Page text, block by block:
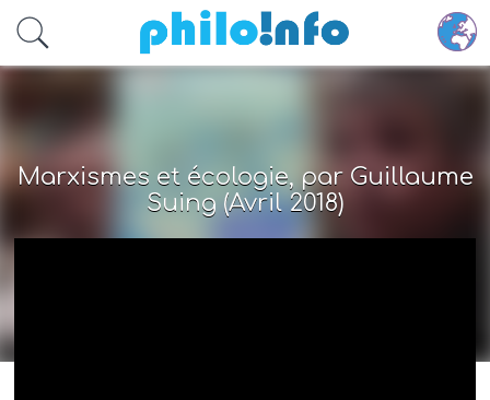
Accéder au contenu principal
Marxismes et écologie, par Guillaume
Suing (Avril 2018)